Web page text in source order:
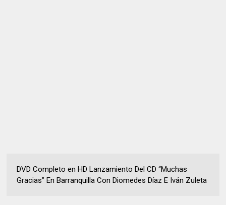
DVD Completo en HD Lanzamiento Del CD “Muchas
Gracias” En Barranquilla Con Diomedes Díaz E Iván Zuleta